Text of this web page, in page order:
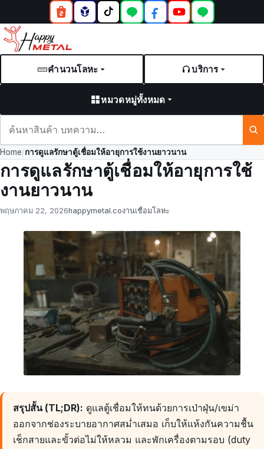
คำนวนโลหะ บริการ
หมวดหมู่ทั้งหมด
และ
บทความ
Home/การดูแลรักษาตู้เชื่อมให้อายุการใช้งานยาวนาน
การดูแลรักษาตู้เชื่อมให้อายุการใช้
งานยาวนาน
Posted
พฤษภาคม 22, 2026by
happymetal.coin
งานเชื่อมโลหะ
สรุปสั้น (TL;DR): ดูแลตู้เชื่อมให้ทนด้วยการเป่าฝุ่น/เขม่า
ออกจากช่องระบายอากาศสม่ำเสมอ เก็บให้แห้งกันความชื้น
เช็กสายและขั้วต่อไม่ให้หลวม และพักเครื่องตามรอบ (duty